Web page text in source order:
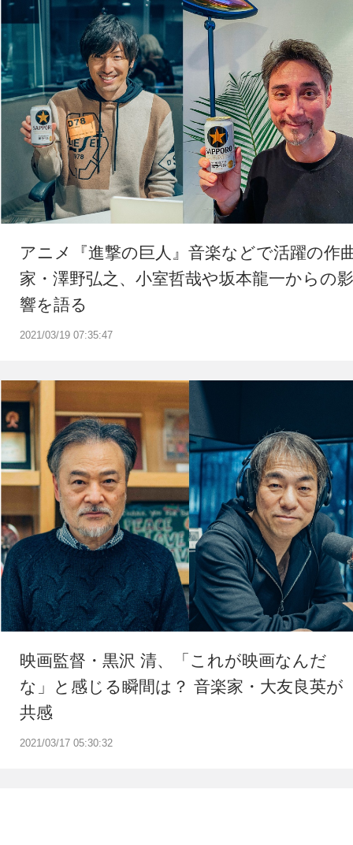
2021/03/19 07:35:47
アニメ『進撃の巨人』音楽などで活躍の作
家・澤野弘之、小室哲哉や坂本龍一からの影
響を語る
2021/03/17 05:30:32
映画監督・黒沢 清、「これが映画なんだ
な」と感じる瞬間は？ 音楽家・大友良英が
共感